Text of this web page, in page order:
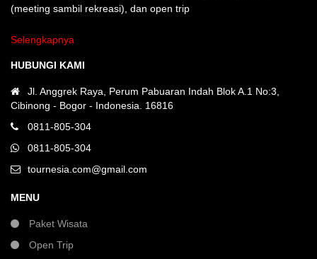
(meeting sambil rekreasi), dan open trip
Selengkapnya
HUBUNGI KAMI
Jl. Anggrek Raya, Perum Pabuaran Indah Blok A.1 No:3,
Cibinong - Bogor - Indonesia. 16816
0811-805-304
0811-805-304
tournesia.com@gmail.com
MENU
Paket Wisata
Open Trip